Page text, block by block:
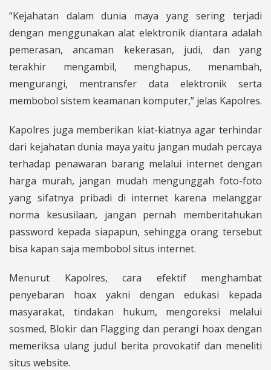
“Kejahatan dalam dunia maya yang sering terjadi
dengan menggunakan alat elektronik diantara adalah
pemerasan, ancaman kekerasan, judi, dan yang
terakhir mengambil, menghapus, menambah,
mengurangi, mentransfer data elektronik serta
membobol sistem keamanan komputer,” jelas Kapolres.
Kapolres juga memberikan kiat-kiatnya agar terhindar
dari kejahatan dunia maya yaitu jangan mudah percaya
terhadap penawaran barang melalui internet dengan
harga murah, jangan mudah mengunggah foto-foto
yang sifatnya pribadi di internet karena melanggar
norma kesusilaan, jangan pernah memberitahukan
password kepada siapapun, sehingga orang tersebut
bisa kapan saja membobol situs internet.
Menurut Kapolres, cara efektif menghambat
penyebaran hoax yakni dengan edukasi kepada
masyarakat, tindakan hukum, mengoreksi melalui
sosmed, Blokir dan Flagging dan perangi hoax dengan
memeriksa ulang judul berita provokatif dan meneliti
situs website.